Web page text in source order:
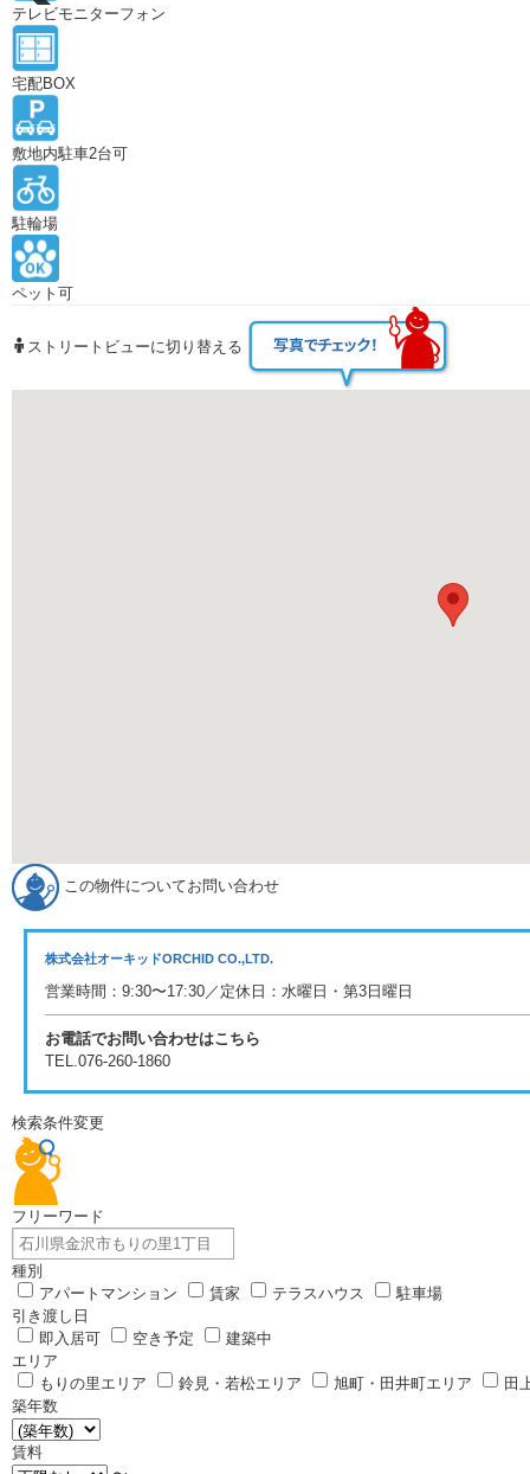
Previous
テレビモニターフォン
宅配BOX
敷地内駐車2台可
駐輪場
ペット可
ストリートビューに切り替える
この物件についてお問い合わせ
株式会社オーキッドORCHID CO.,LTD.
営業時間：9:30〜17:30／定休日：水曜日・第3日曜日
お電話でお問い合わせはこちら
TEL.076-260-1860
検索条件変更
フリーワード
種別
アパートマンション
賃家 テラスハウス
駐車場
引き渡し日
即入居可
空き予定
建築中
エリア
もりの里エリア
鈴見・若松エリア 旭町・田井町エリア
田
築年数
賃料